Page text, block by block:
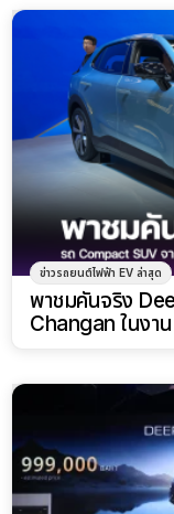
ข่าวรถยนต์ไฟฟ้า EV ล่าสุด
พาชมคันจริง
Changan ในง